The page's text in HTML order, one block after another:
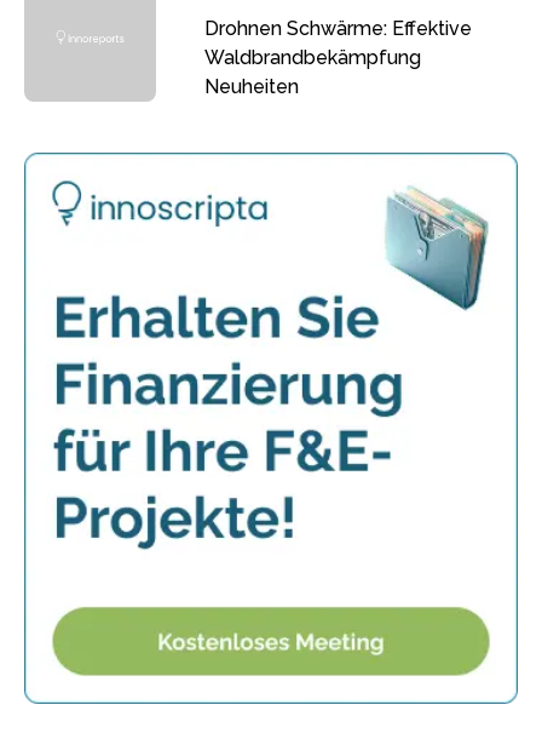
Drohnen Schwärme: Effektive
Waldbrandbekämpfung
Neuheiten